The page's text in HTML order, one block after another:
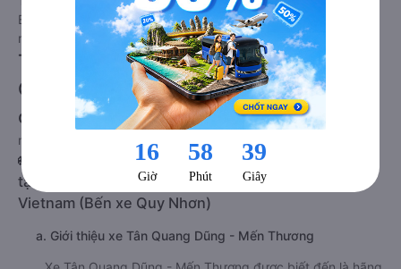
Bình Định đi Lệ Thủy - Quảng Bình giường nằm này có thể sẽ
rẻ hơn.
Tư vấn TOP 2 xe khách đi Lệ Thủy -
Quảng Bình từ Bình Định chất lượng
cao, uy tín, giá rẻ nhất 08/2026
null
🚌 1. Xe Tân Quang Dũng - Mến Thương khởi hành
tại Võ Liệu, Ghềnh Ráng, Quy Nhơn, Bình Định,
Vietnam (Bến xe Quy Nhơn)
a. Giới thiệu xe Tân Quang Dũng - Mến Thương